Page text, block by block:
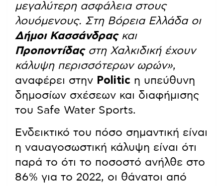
μεγαλύτερη ασφάλεια στους
λουόμενους. Στη Βόρεια Ελλάδα οι
Δήμοι Κασσάνδρας και
Προποντίδας στη Χαλκιδική έχουν
κάλυψη περισσότερων ωρών»,
αναφέρει στην Politic η υπεύθυνη
δημοσίων σχέσεων και διαφήμισης
του Safe Water Sports.
Ενδεικτικό του πόσο σημαντική είναι
η ναυαγοσωστική κάλυψη είναι ότι
παρά το ότι το ποσοστό ανήλθε στο
86% για το 2022, οι θάνατοι από